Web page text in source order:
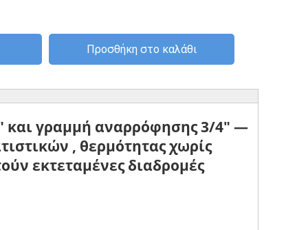
Προσθήκη στο καλάθι
και γραμμή αναρρόφησης 3/4″ —
, θερμότητας χωρίς
εκτεταμένες διαδρομές